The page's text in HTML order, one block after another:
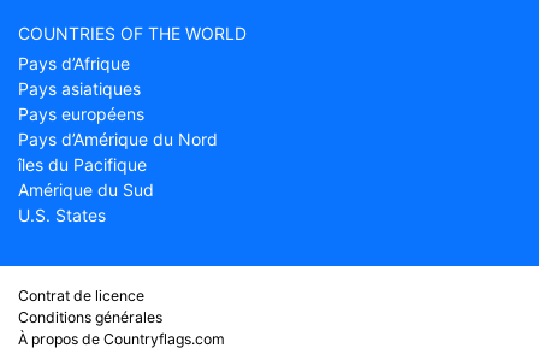
COUNTRIES OF THE WORLD
Pays d’Afrique
Pays asiatiques
Pays européens
Pays d’Amérique du Nord
îles du Pacifique
Amérique du Sud
U.S. States
Contrat de licence
Conditions générales
À propos de Countryflags.com